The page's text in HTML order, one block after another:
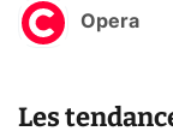
Opera
Les